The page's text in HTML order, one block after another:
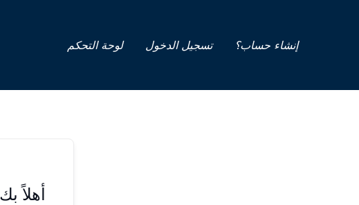
إنشاء حساب؟ تسجيل الدخول لوحة التحكم
أهلاً